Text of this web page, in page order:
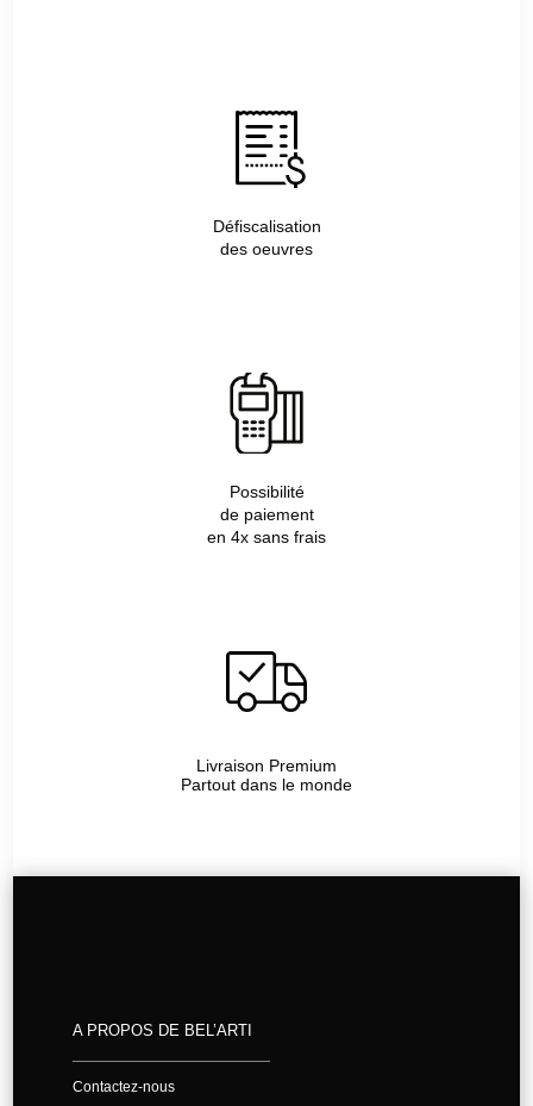
Défiscalisation
des oeuvres
Possibilité
de paiement
en 4x sans frais
Livraison Premium
Partout dans le monde
A PROPOS DE BEL’ARTI
Contactez-nous